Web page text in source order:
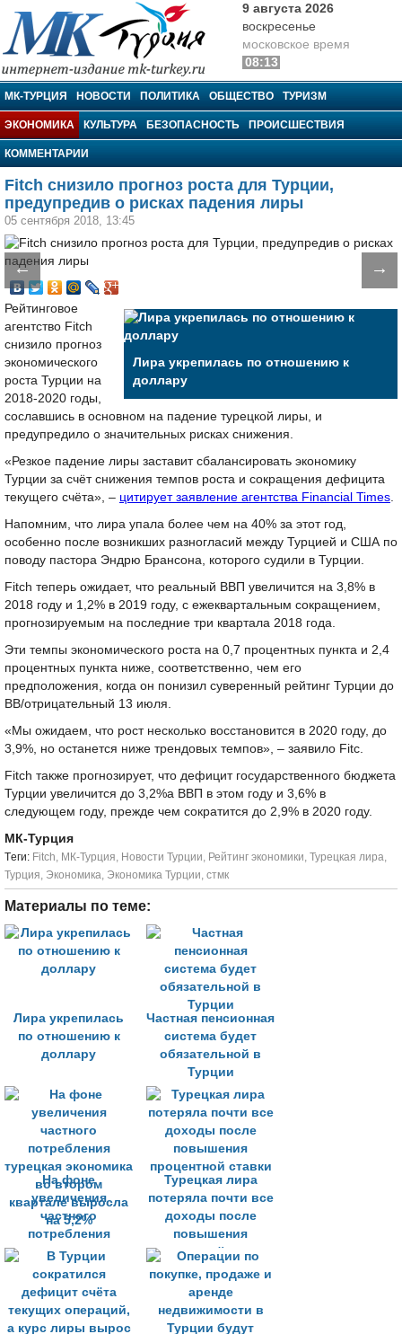
МК-Турция
9 августа 2026
воскресенье
московское время
08:13
МК-ТУРЦИЯ НОВОСТИ ПОЛИТИКА ОБЩЕСТВО ТУРИЗМ
ЭКОНОМИКА КУЛЬТУРА БЕЗОПАСНОСТЬ ПРОИСШЕСТВИЯ
КОММЕНТАРИИ
Fitch снизило прогноз роста для Турции,
предупредив о рисках падения лиры
05 сентября 2018, 13:45
← →
Лира укрепилась по отношению к
доллару
Рейтинговое
агентство Fitch
снизило прогноз
экономического
роста Турции на
2018-2020 годы,
сославшись в основном на падение турецкой лиры, и
предупредило о значительных рисках снижения.
«Резкое падение лиры заставит сбалансировать экономику
Турции за счёт снижения темпов роста и сокращения дефицита
текущего счёта», – цитирует заявление агентства Financial Times.
Напомним, что лира упала более чем на 40% за этот год,
особенно после возникших разногласий между Турцией и США по
поводу пастора Эндрю Брансона, которого судили в Турции.
Fitch теперь ожидает, что реальный ВВП увеличится на 3,8% в
2018 году и 1,2% в 2019 году, с ежеквартальным сокращением,
прогнозируемым на последние три квартала 2018 года.
Эти темпы экономического роста на 0,7 процентных пункта и 2,4
процентных пункта ниже, соответственно, чем его
предположения, когда он понизил суверенный рейтинг Турции до
BB/отрицательный 13 июля.
«Мы ожидаем, что рост несколько восстановится в 2020 году, до
3,9%, но останется ниже трендовых темпов», – заявило Fitc.
Fitch также прогнозирует, что дефицит государственного бюджета
Турции увеличится до 3,2%а ВВП в этом году и 3,6% в
следующем году, прежде чем сократится до 2,9% в 2020 году.
МК-Турция
Tеги: Fitch, МК-Турция, Новости Турции, Рейтинг экономики, Турецкая лира,
Турция, Экономика, Экономика Турции, стмк
Материалы по теме:
Лира укрепилась
по отношению к
доллару
Частная пенсионная
система будет
обязательной в
Турции
На фоне
увеличения
частного
потребления
турецкая экономика
во втором
квартале выросла
на 5,2%
Турецкая лира
потеряла почти все
доходы после
повышения
процентной ставки